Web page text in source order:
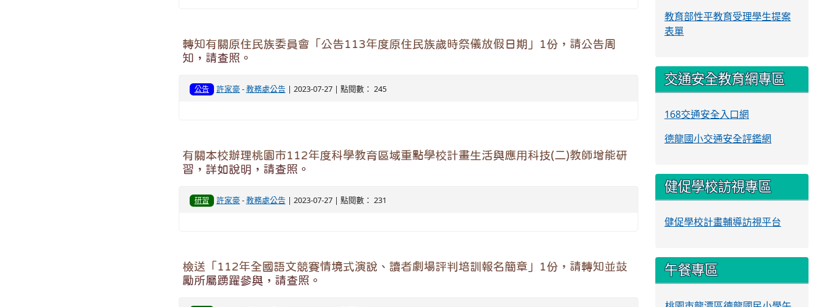
轉知有關原住民族委員會「公告113年度原住民族歲時祭儀放假日期」1份，請公告周
知，請查照。
公告 許家豪 -教務處公告 | 2023-07-27 | 點閱數： 245
有關本校辦理桃園市112年度科學教育區域重點學校計畫生活與應用科技(二)教師增能研
習，詳如說明，請查照。
研習 許家豪 -教務處公告 | 2023-07-27 | 點閱數： 231
檢送「112年全國語文競賽情境式演說、讀者劇場評判培訓報名簡章」1份，請轉知並鼓
勵所屬踴躍參與，請查照。
教育部性平教育受理學生提案
表單
交通安全教育網專區
168交通安全入口網
德龍國小交通安全評鑑網
健促學校訪視專區
健促學校計畫輔導訪視平台
午餐專區